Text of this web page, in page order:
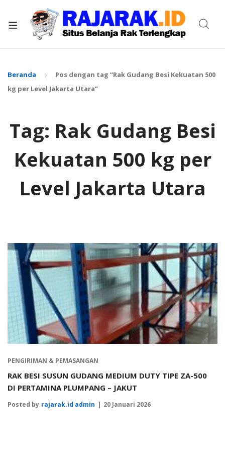
Beranda
Pos dengan tag “Rak Gudang Besi Kekuatan 500
kg per Level Jakarta Utara”
Tag: Rak Gudang Besi
Kekuatan 500 kg per
Level Jakarta Utara
PENGIRIMAN & PEMASANGAN
RAK BESI SUSUN GUDANG MEDIUM DUTY TIPE ZA-500
DI PERTAMINA PLUMPANG – JAKUT
Posted by rajarak.id admin 20 Januari 2026